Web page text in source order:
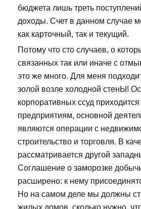
бюджета лишь треть
доходы. Счет в данном случае
как карточный, так и текущий.
Потому что сто случаев, о
связанных так или иначе с
это же много. Для меня
золой возле холодной стенЫ!
корпоративных ссуд
предприятиям, основной
являются операции с
строительство и торговля. В
рассматривается другой
Соглашение о заморозке
расширено: к нему
Но на самом деле мы должны
жилых домов, сколько нужно,